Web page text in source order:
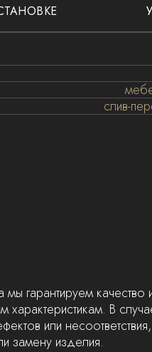
cлив-
гарантируем качество
характеристикам. В
или
замену изделия.